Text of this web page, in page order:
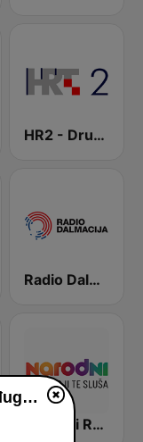
HR2 - Drugi program
Radio Dalmacija
Narodni Radio
Radiopostaja Mir Međugorje live